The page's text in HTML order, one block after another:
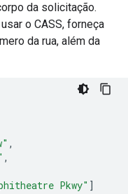
da solicitação.
o CASS, forneça
da rua, além da
,
,
Pkwy" ]